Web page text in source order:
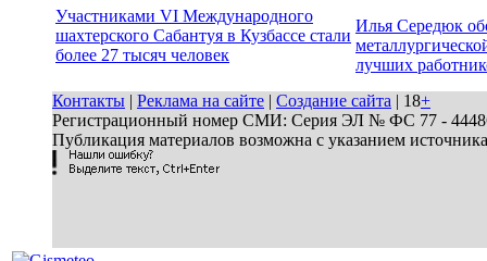
Участниками VI Международного
шахтерского Сабантуя в Кузбассе стали
более 27 тысяч человек
Илья Середюк
лучших
Контакты | Реклама на сайте | Создание сайта | 18+
Регистрационный номер СМИ: Серия ЭЛ № ФС 77 - 44486
Публикация материалов возможна с указанием